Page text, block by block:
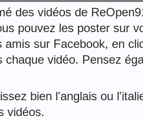
des vidéos de
pouvez les poster sur
amis sur Facebook, en
chaque vidéo. Pensez
bien l'anglais ou
vidéos.